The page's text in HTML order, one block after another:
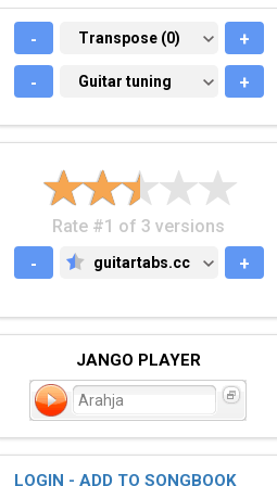
- TRANSPOSE (0)
Transpose (0) +
- GUITAR TUNING
Guitar tuning +
Rate #1 of 3 versions
-
GUITARTABS.CC
guitartabs.cc +
JANGO PLAYER
Arahja
LOGIN - ADD TO SONGBOOK